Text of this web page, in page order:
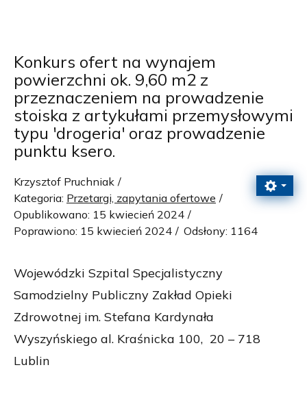
Konkurs ofert na wynajem
powierzchni ok. 9,60 m2 z
przeznaczeniem na prowadzenie
stoiska z artykułami przemysłowymi
typu 'drogeria' oraz prowadzenie
punktu ksero.
Krzysztof Pruchniak
Kategoria: Przetargi, zapytania ofertowe
Opublikowano: 15 kwiecień 2024
Poprawiono: 15 kwiecień 2024
Odsłony: 1164
Wojewódzki Szpital Specjalistyczny
Samodzielny Publiczny Zakład Opieki
Zdrowotnej im. Stefana Kardynała
Wyszyńskiego al. Kraśnicka 100, 20 – 718
Lublin